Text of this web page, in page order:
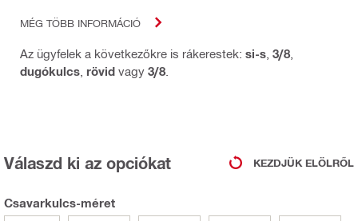
MÉG TÖBB INFORMÁCIÓ
Az ügyfelek a következőkre is rákerestek: si-s 3/8
dugókulcs rövid vagy 3/8
Válaszd ki az opciókat KEZDJÜK ELÖLRŐL
Csavarkulcs-méret